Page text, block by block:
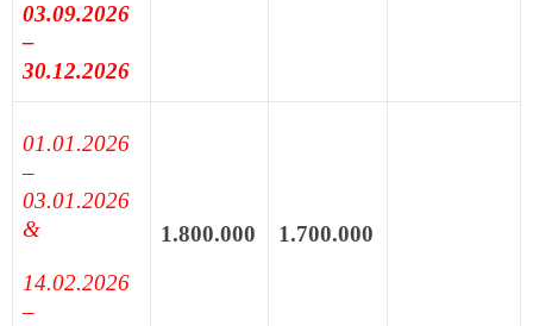
03.09.2026
–
30.12.2026
01.01.2026
–
03.01.2026
&
14.02.2026
–
1.800.000 1.700.000